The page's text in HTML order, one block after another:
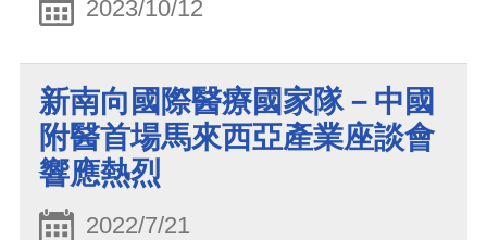
2023/10/12
新南向國際醫療國家隊－中國
附醫首場馬來西亞產業座談會
響應熱烈
2022/7/21